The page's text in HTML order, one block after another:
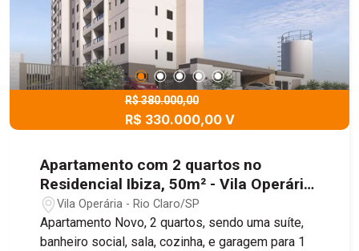
R$ 380.000,00
R$ 330.000,00 V
Apartamento com 2 quartos no
Residencial Ibiza, 50m² - Vila Operária,
Rio Claro/SP
Vila Operária - Rio Claro/SP
Apartamento Novo, 2 quartos, sendo uma suíte,
banheiro social, sala, cozinha, e garagem para 1